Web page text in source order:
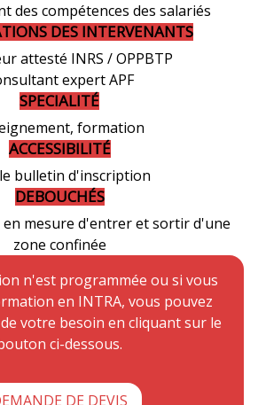
n'est programmée ou si vous
en INTRA, vous pouvez
votre besoin en cliquant sur le
ci-dessous.
DE DEVIS
des compétences des salariés
DES INTERVENANTS
attesté INRS / OPPBTP
expert APF
SPECIALITÉ
formation
ACCESSIBILITÉ
bulletin d'inscription
DEBOUCHÉS
en mesure d'entrer et sortir d'une
zone confinée